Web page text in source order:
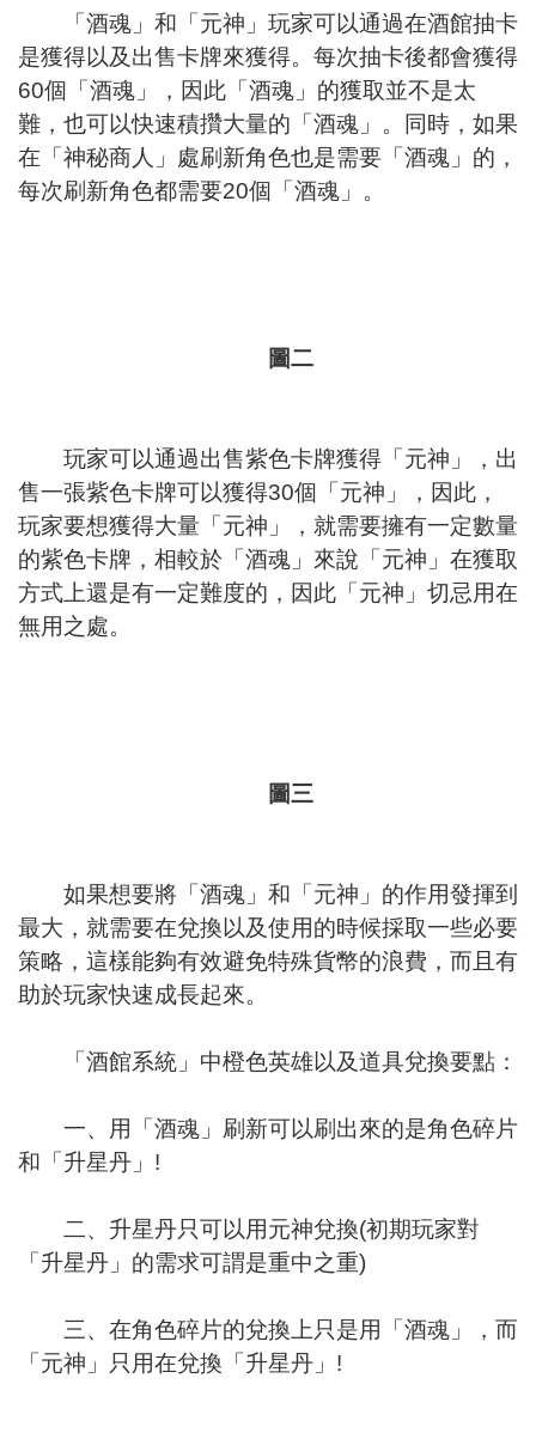
「酒魂」和「元神」玩家可以通過在酒館抽卡
是獲得以及出售卡牌來獲得。每次抽卡後都會獲得
60個「酒魂」，因此「酒魂」的獲取並不是太
難，也可以快速積攢大量的「酒魂」。同時，如果
在「神秘商人」處刷新角色也是需要「酒魂」的，
每次刷新角色都需要20個「酒魂」。
圖二
玩家可以通過出售紫色卡牌獲得「元神」，出
售一張紫色卡牌可以獲得30個「元神」，因此，
玩家要想獲得大量「元神」，就需要擁有一定數量
的紫色卡牌，相較於「酒魂」來說「元神」在獲取
方式上還是有一定難度的，因此「元神」切忌用在
無用之處。
圖三
如果想要將「酒魂」和「元神」的作用發揮到
最大，就需要在兌換以及使用的時候採取一些必要
策略，這樣能夠有效避免特殊貨幣的浪費，而且有
助於玩家快速成長起來。
「酒館系統」中橙色英雄以及道具兌換要點：
一、用「酒魂」刷新可以刷出來的是角色碎片
和「升星丹」!
二、升星丹只可以用元神兌換(初期玩家對
「升星丹」的需求可謂是重中之重)
三、在角色碎片的兌換上只是用「酒魂」，而
「元神」只用在兌換「升星丹」!